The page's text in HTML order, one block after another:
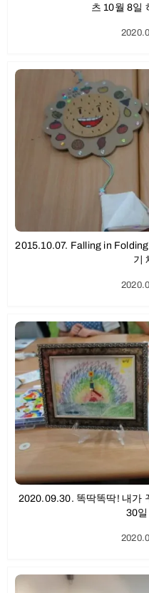
츠 10월 8일
2015.10.07. Falling in
기
2020.09.30. 똑딱똑딱! 내가
30